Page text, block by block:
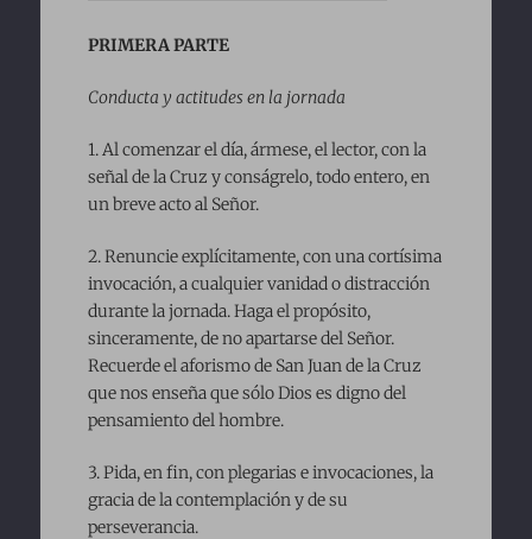
PRIMERA PARTE
Conducta y actitudes en la jornada
1. Al comenzar el día, ármese, el lector, con la
señal de la Cruz y conságrelo, todo entero, en
un breve acto al Señor.
2. Renuncie explícitamente, con una cortísima
invocación, a cualquier vanidad o distracción
durante la jornada. Haga el propósito,
sinceramente, de no apartarse del Señor.
Recuerde el aforismo de San Juan de la Cruz
que nos enseña que sólo Dios es digno del
pensamiento del hombre.
3. Pida, en fin, con plegarias e invocaciones, la
gracia de la contemplación y de su
perseverancia.